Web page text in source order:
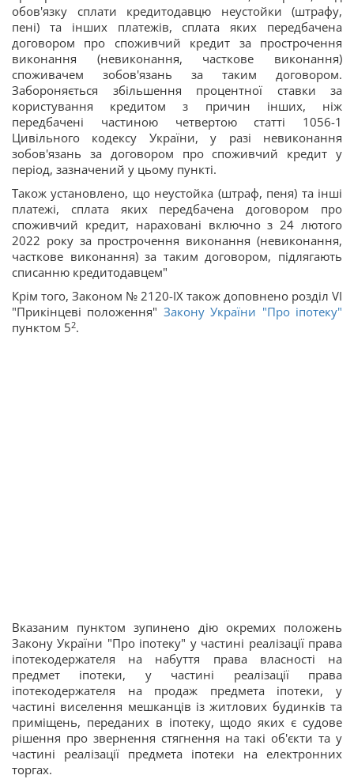
обов'язку сплати кредитодавцю неустойки (штрафу,
пені) та інших платежів, сплата яких передбачена
договором про споживчий кредит за прострочення
виконання (невиконання, часткове виконання)
споживачем зобов'язань за таким договором.
Забороняється збільшення процентної ставки за
користування кредитом з причин інших, ніж
передбачені частиною четвертою статті 1056-1
Цивільного кодексу України, у разі невиконання
зобов'язань за договором про споживчий кредит у
період, зазначений у цьому пункті.
Також установлено, що неустойка (штраф, пеня) та інші
платежі, сплата яких передбачена договором про
споживчий кредит, нараховані включно з 24 лютого
2022 року за прострочення виконання (невиконання,
часткове виконання) за таким договором, підлягають
списанню кредитодавцем"
Крім того, Законом № 2120-IX також доповнено розділ VI
"Прикінцеві положення" Закону України "Про іпотеку"
пунктом 52.
Вказаним пунктом зупинено дію окремих положень
Закону України "Про іпотеку" у частині реалізації права
іпотекодержателя на набуття права власності на
предмет іпотеки, у частині реалізації права
іпотекодержателя на продаж предмета іпотеки, у
частині виселення мешканців із житлових будинків та
приміщень, переданих в іпотеку, щодо яких є судове
рішення про звернення стягнення на такі об'єкти та у
частині реалізації предмета іпотеки на електронних
торгах.